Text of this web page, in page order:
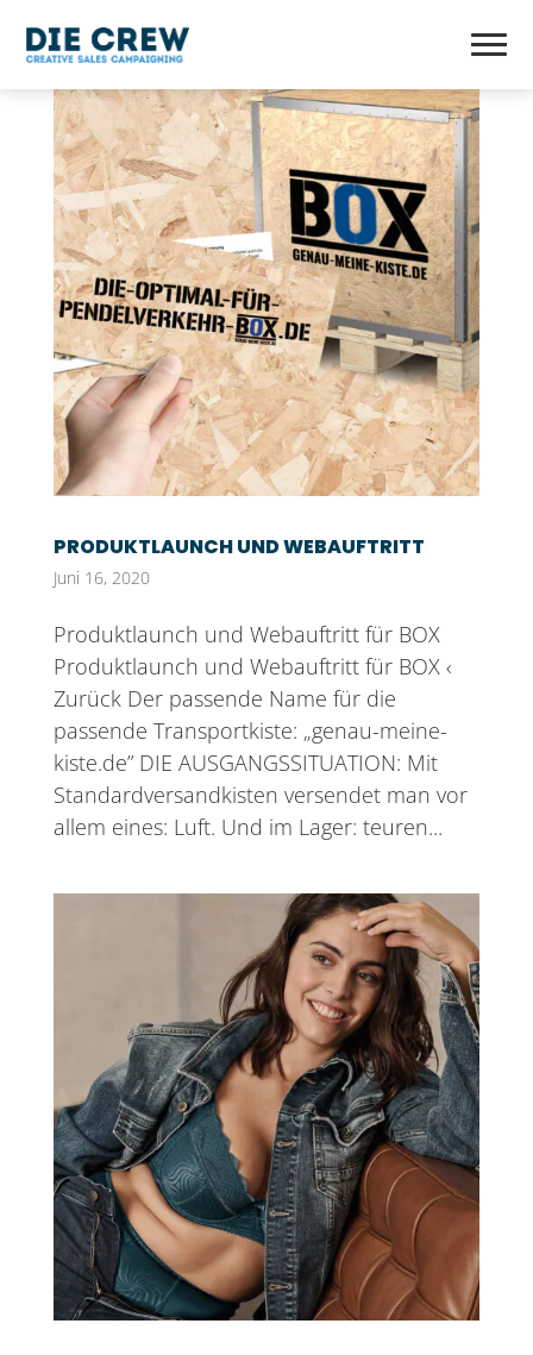
PRODUKTLAUNCH UND WEBAUFTRITT
Juni 16, 2020
Produktlaunch und Webauftritt für BOX
Produktlaunch und Webauftritt für BOX ‹
Zurück Der passende Name für die
passende Transportkiste: „genau-meine-
kiste.de” DIE AUSGANGSSITUATION: Mit
Standardversandkisten versendet man vor
allem eines: Luft. Und im Lager: teuren...